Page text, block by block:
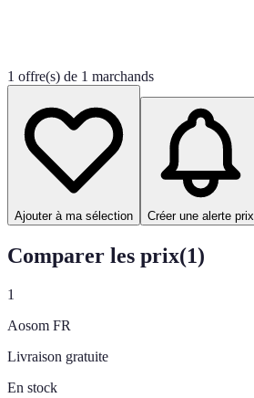
1 offre(s) de 1 marchands
Ajouter à ma sélection Créer une alerte prix
Comparer les prix(1)
1
Aosom FR
Livraison gratuite
En stock